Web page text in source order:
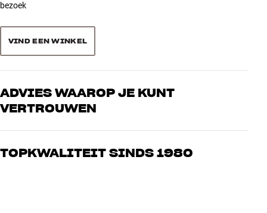
Inclusief spikes en rubberen voetjes
bezoek
VIND EEN WINKEL
ADVIES WAAROP JE KUNT
VERTROUWEN
Onze medewerkers zijn echte liefhebbers die de producten door en
muziek als home cinema. Vertel ons wat je zoekt, dan vinden we
TOPKWALITEIT SINDS 1980